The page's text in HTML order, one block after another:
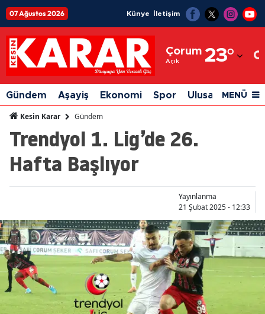
07 Ağustos 2026 Künye İletişim
Çorum
Açık 23°
Adıyaman
Afyonkarahisar
Ağrı
Amasya
Artvin
Aydın
Balıkesir
Bilecik
Bingöl
Gündem Aşayiş Ekonomi Spor Ulusal Siyaset
MENÜ
Kesin Karar Gündem
Trendyol 1. Lig’de 26.
Hafta Başlıyor
Yayınlanma
21 Şubat 2025 - 12:33